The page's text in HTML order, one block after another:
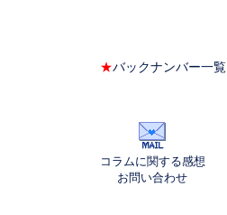
★バックナンバー一覧
コラムに関する感想
お問い合わせ